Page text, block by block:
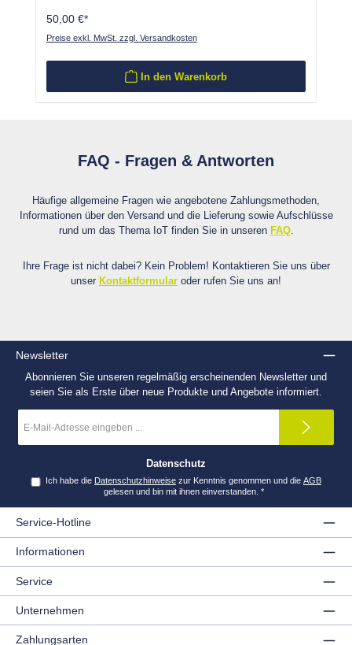
50,00 €*
Preise exkl. MwSt. zzgl. Versandkosten
In den Warenkorb
FAQ - Fragen & Antworten
Häufige allgemeine Fragen wie angebotene Zahlungsmethoden,
Informationen über den Versand und die Lieferung sowie Aufschlüsse
rund um das Thema IoT finden Sie in unseren FAQ.
Ihre Frage ist nicht dabei? Kein Problem! Kontaktieren Sie uns über
unser Kontaktformular oder rufen Sie uns an!
Newsletter
Abonnieren Sie unseren regelmäßig erscheinenden Newsletter und
seien Sie als Erste über neue Produkte und Angebote informiert.
Mail-
*
Datenschutz
Ich habe die Datenschutzhinweisezur Kenntnis genommen und die AGB
gelesen und bin mit ihnen einverstanden. *
Service-Hotline
Informationen
Service
Unternehmen
Zahlungsarten